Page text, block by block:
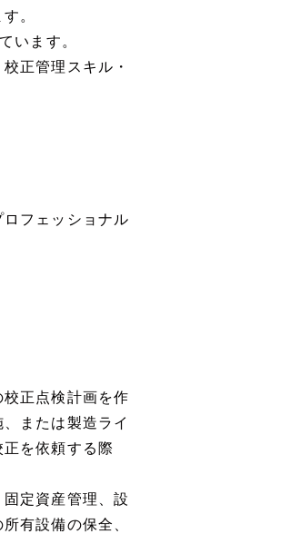
。
います。
正管理スキル・
フェッショナル
正点検計画を作
または製造ライ
を依頼する際
定資産管理、設
有設備の保全、